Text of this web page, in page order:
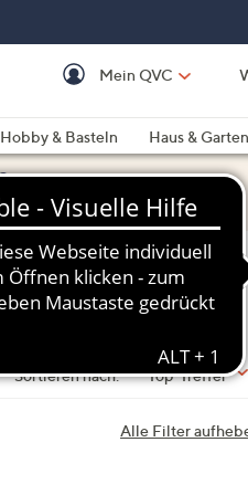
Mein QVC
Hobby & Basteln
Haus & Garten
Sortieren nach: Top-Treffer
Alle Filter